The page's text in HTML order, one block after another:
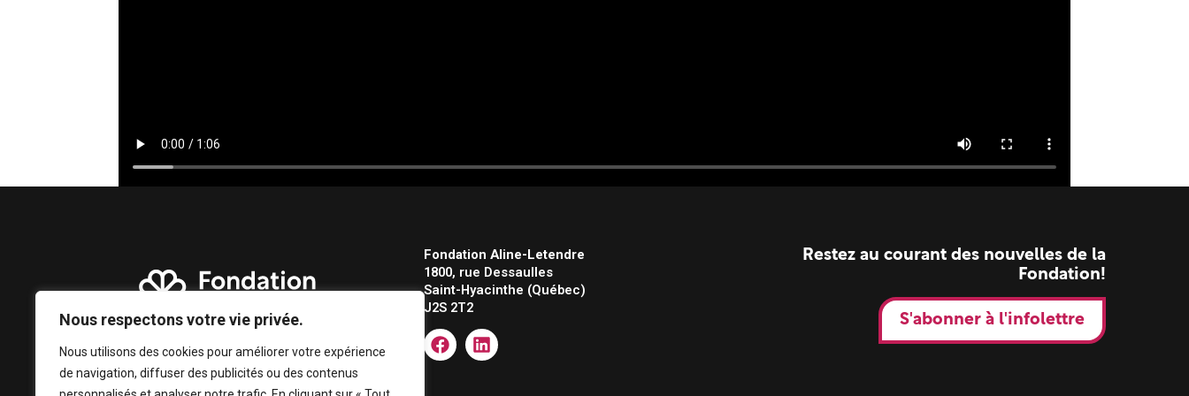
Nous respectons votre vie privée.
Nous utilisons des cookies pour améliorer votre expérience
de navigation, diffuser des publicités ou des contenus
Fondation Aline-Letendre
1800, rue Dessaulles
Saint-Hyacinthe (Québec)
J2S 2T2
Restez au courant des nouvelles de la
Fondation!
S'abonner à l'infolettre